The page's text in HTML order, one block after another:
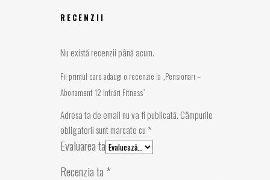
RECENZII
Nu există recenzii până acum.
Fii primul care adaugi o recenzie la „Pensionari –
Abonament 12 Intrări Fitness”
Adresa ta de email nu va fi publicată. Câmpurile
obligatorii sunt marcate cu *
Evaluarea ta
Recenzia ta *